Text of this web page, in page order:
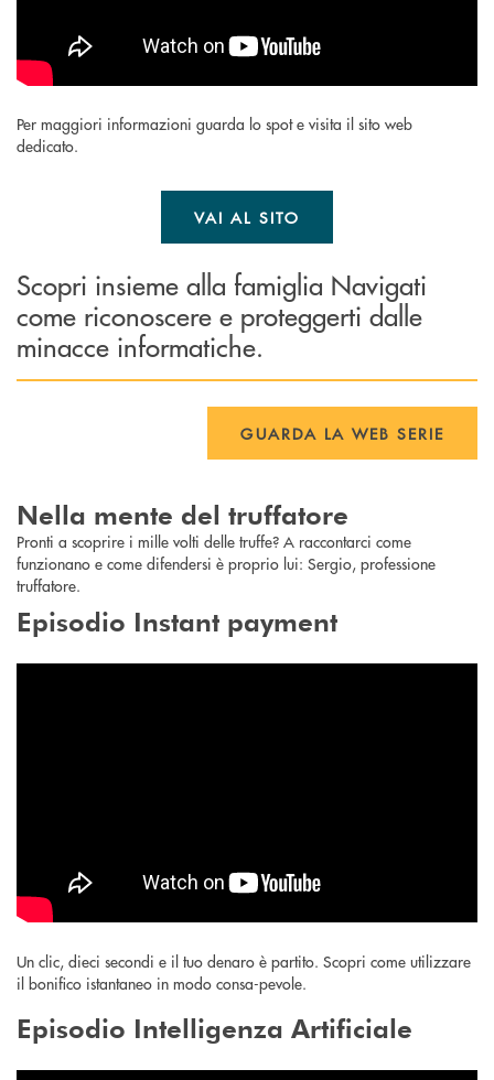
Per maggiori informazioni guarda lo spot e visita il sito web
dedicato.
VAI AL SITO
Scopri insieme alla famiglia Navigati
come riconoscere e proteggerti dalle
minacce informatiche.
GUARDA LA WEB SERIE
Nella mente del truffatore
Pronti a scoprire i mille volti delle truffe? A raccontarci come
funzionano e come difendersi è proprio lui: Sergio, professione
truffatore.
Episodio Instant payment
Un clic, dieci secondi e il tuo denaro è partito. Scopri come utilizzare
il bonifico istantaneo in modo consa-pevole.
Episodio Intelligenza Artificiale